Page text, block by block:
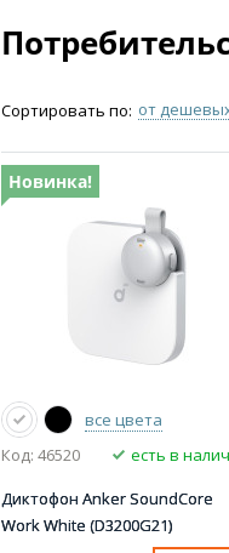
Сортировать по: от
Новинка!
все цвета
Код: 46520
есть в
Диктофон Anker SoundCore
Work White (D3200G21)